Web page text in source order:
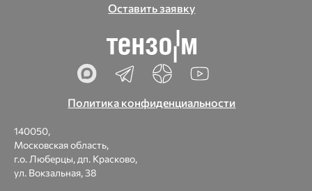
Оставить заявку
Политика конфиденциальности
140050,
Московская область,
г.о. Люберцы, дп. Красково,
ул. Вокзальная, 38